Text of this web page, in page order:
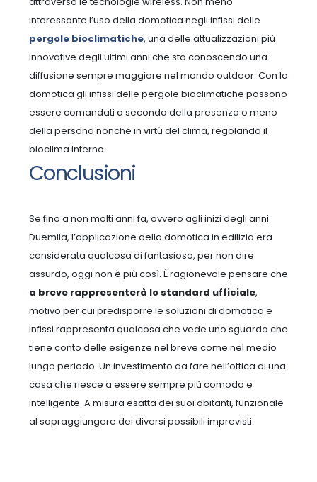
interessante l’uso della domotica negli infissi delle
pergole bioclimatiche, una delle attualizzazioni più
innovative degli ultimi anni che sta conoscendo una
diffusione sempre maggiore nel mondo outdoor. Con la
domotica gli infissi delle pergole bioclimatiche possono
essere comandati a seconda della presenza o meno
della persona nonché in virtù del clima, regolando il
bioclima interno.
Conclusioni
Se fino a non molti anni fa, ovvero agli inizi degli anni
Duemila, l’applicazione della domotica in edilizia era
considerata qualcosa di fantasioso, per non dire
assurdo, oggi non è più così. È ragionevole pensare che
a breve rappresenterà lo standard ufficiale,
motivo per cui predisporre le soluzioni di domotica e
infissi rappresenta qualcosa che vede uno sguardo che
tiene conto delle esigenze nel breve come nel medio
lungo periodo. Un investimento da fare nell’ottica di una
casa che riesce a essere sempre più comoda e
intelligente. A misura esatta dei suoi abitanti, funzionale
al sopraggiungere dei diversi possibili imprevisti.